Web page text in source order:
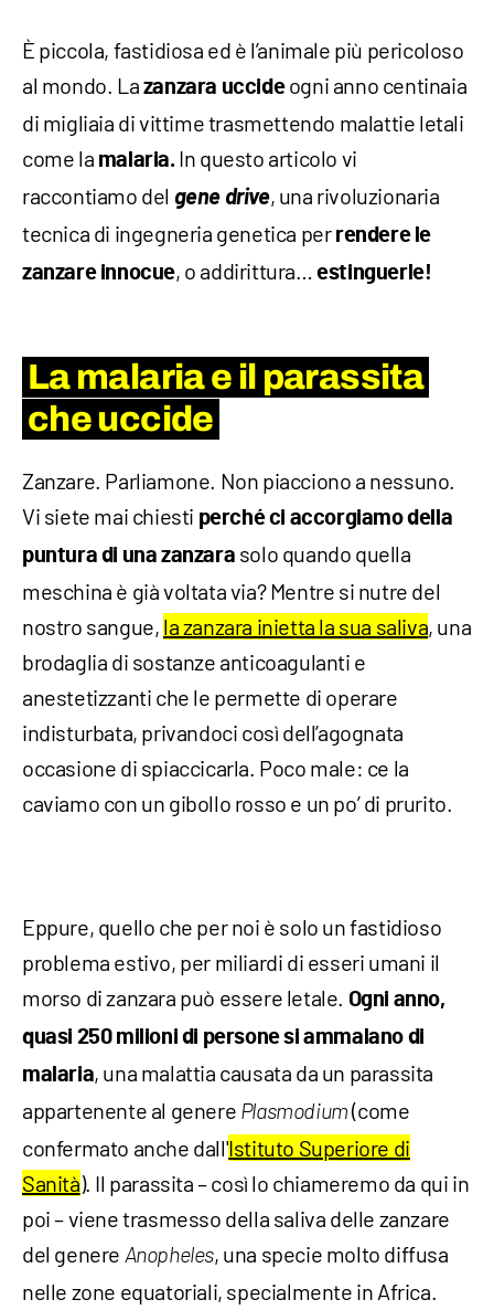
È piccola, fastidiosa ed è l’animale più pericoloso
al mondo. La zanzara uccideogni anno centinaia
di migliaia di vittime trasmettendo malattie letali
come la malaria.In questo articolo vi
raccontiamo del gene drive, una rivoluzionaria
tecnica di ingegneria genetica per rendere le
zanzare innocue, o addirittura… estinguerle!
La malaria e il parassita
che uccide
Zanzare. Parliamone. Non piacciono a nessuno.
Vi siete mai chiesti perché ci accorgiamo della
puntura di una zanzara solo quando quella
meschina è già voltata via? Mentre si nutre del
nostro sangue, la zanzara inietta la sua saliva, una
brodaglia di sostanze anticoagulanti e
anestetizzanti che le permette di operare
indisturbata, privandoci così dell’agognata
occasione di spiaccicarla. Poco male: ce la
caviamo con un gibollo rosso e un po’ di prurito.
Eppure, quello che per noi è solo un fastidioso
problema estivo, per miliardi di esseri umani il
morso di zanzara può essere letale. Ogni anno,
quasi 250 milioni di persone si ammalano di
malaria, una malattia causata da un parassita
appartenente al genere Plasmodium(come
confermato anche dall'Istituto Superiore di
Sanità). Il parassita – così lo chiameremo da qui in
poi – viene trasmesso della saliva delle zanzare
del genere Anopheles, una specie molto diffusa
nelle zone equatoriali, specialmente in Africa.